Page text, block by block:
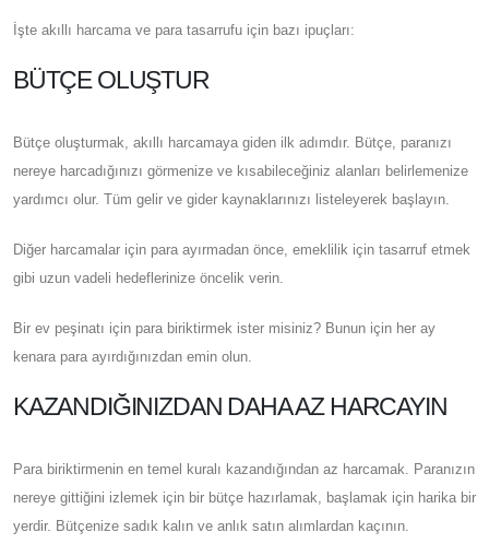
İşte akıllı harcama ve para tasarrufu için bazı ipuçları:
BÜTÇE OLUŞTUR
Bütçe oluşturmak, akıllı harcamaya giden ilk adımdır. Bütçe, paranızı
nereye harcadığınızı görmenize ve kısabileceğiniz alanları belirlemenize
yardımcı olur. Tüm gelir ve gider kaynaklarınızı listeleyerek başlayın.
Diğer harcamalar için para ayırmadan önce, emeklilik için tasarruf etmek
gibi uzun vadeli hedeflerinize öncelik verin.
Bir ev peşinatı için para biriktirmek ister misiniz? Bunun için her ay
kenara para ayırdığınızdan emin olun.
KAZANDIĞINIZDAN DAHA AZ HARCAYIN
Para biriktirmenin en temel kuralı kazandığından az harcamak. Paranızın
nereye gittiğini izlemek için bir bütçe hazırlamak, başlamak için harika bir
yerdir. Bütçenize sadık kalın ve anlık satın alımlardan kaçının.